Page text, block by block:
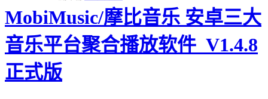
MobiMusic/摩比音乐 安卓三大
音乐平台聚合播放软件_V1.4.8
正式版